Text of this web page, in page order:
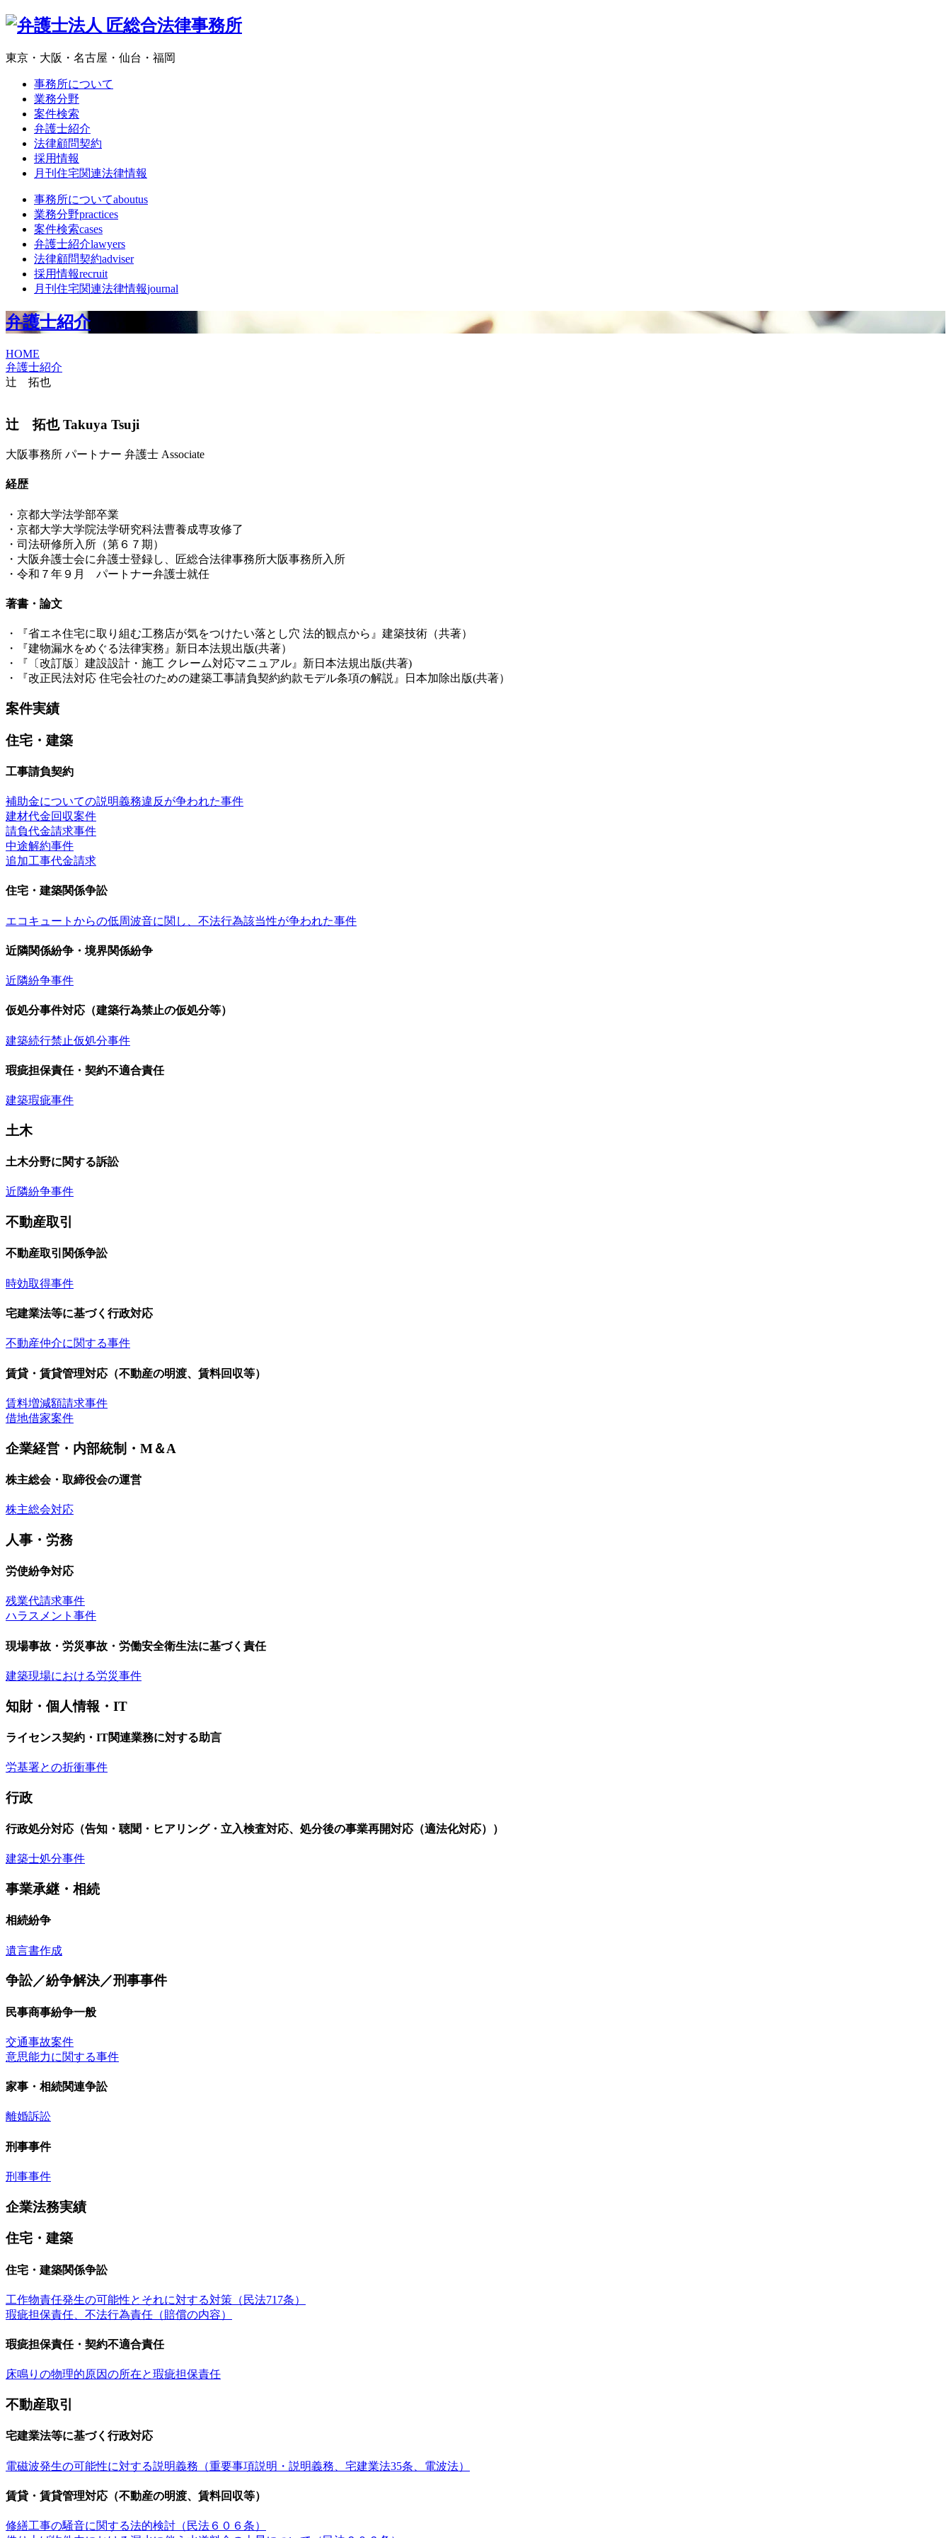
東京・大阪・名古屋・仙台・福岡
事務所について
業務分野
案件検索
弁護士紹介
法律顧問契約
採用情報
月刊住宅関連法律情報
事務所についてaboutus
業務分野practices
案件検索cases
弁護士紹介lawyers
法律顧問契約adviser
採用情報recruit
月刊住宅関連法律情報journal
弁護士紹介
HOME
弁護士紹介
辻 拓也
辻 拓也Takuya Tsuji
大阪事務所 パートナー 弁護士 Associate
経歴
・京都大学法学部卒業
・京都大学大学院法学研究科法曹養成専攻修了
・司法研修所入所（第６７期）
・大阪弁護士会に弁護士登録し、匠総合法律事務所大阪事務所入所
・令和７年９月 パートナー弁護士就任
著書・論文
・『省エネ住宅に取り組む工務店が気をつけたい落とし穴 法的観点から』建築技術（共著）
・『建物漏水をめぐる法律実務』新日本法規出版(共著）
・『〔改訂版〕建設設計・施工 クレーム対応マニュアル』新日本法規出版(共著)
・『改正民法対応 住宅会社のための建築工事請負契約約款モデル条項の解説』日本加除出版(共著）
案件実績
住宅・建築
工事請負契約
補助金についての説明義務違反が争われた事件
建材代金回収案件
請負代金請求事件
中途解約事件
追加工事代金請求
住宅・建築関係争訟
エコキュートからの低周波音に関し、不法行為該当性が争われた事件
近隣関係紛争・境界関係紛争
近隣紛争事件
仮処分事件対応（建築行為禁止の仮処分等）
建築続行禁止仮処分事件
瑕疵担保責任・契約不適合責任
建築瑕疵事件
土木
土木分野に関する訴訟
近隣紛争事件
不動産取引
不動産取引関係争訟
時効取得事件
宅建業法等に基づく行政対応
不動産仲介に関する事件
賃貸・賃貸管理対応（不動産の明渡、賃料回収等）
賃料増減額請求事件
借地借家案件
企業経営・内部統制・M＆A
株主総会・取締役会の運営
株主総会対応
人事・労務
労使紛争対応
残業代請求事件
ハラスメント事件
現場事故・労災事故・労働安全衛生法に基づく責任
建築現場における労災事件
知財・個人情報・IT
ライセンス契約・IT関連業務に対する助言
労基署との折衝事件
行政
行政処分対応（告知・聴聞・ヒアリング・立入検査対応、処分後の事業再開対応（適法化対応））
建築士処分事件
事業承継・相続
相続紛争
遺言書作成
争訟／紛争解決／刑事事件
民事商事紛争一般
交通事故案件
意思能力に関する事件
家事・相続関連争訟
離婚訴訟
刑事事件
刑事事件
企業法務実績
住宅・建築
住宅・建築関係争訟
工作物責任発生の可能性とそれに対する対策（民法717条）
瑕疵担保責任、不法行為責任（賠償の内容）
瑕疵担保責任・契約不適合責任
床鳴りの物理的原因の所在と瑕疵担保責任
不動産取引
宅建業法等に基づく行政対応
電磁波発生の可能性に対する説明義務（重要事項説明・説明義務、宅建業法35条、電波法）
賃貸・賃貸管理対応（不動産の明渡、賃料回収等）
修繕工事の騒音に関する法的検討（民法６０６条）